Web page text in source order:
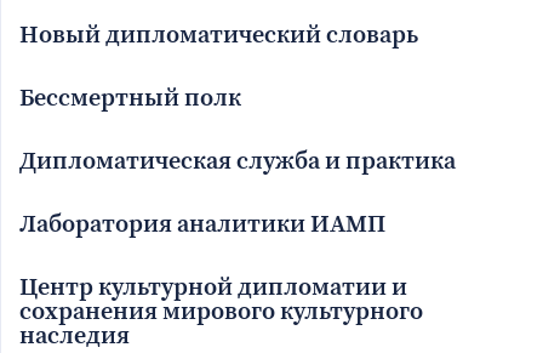
Новый дипломатический словарь
Бессмертный полк
Дипломатическая служба и практика
Лаборатория аналитики ИАМП
Центр культурной дипломатии и
сохранения мирового культурного
наследия